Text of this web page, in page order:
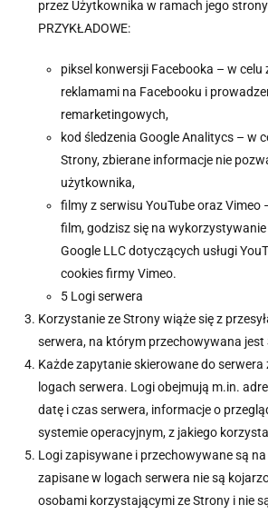
przez Użytkownika w ramach jego
PRZYKŁADOWE:
piksel konwersji Facebooka – w celu
reklamami na Facebooku i
remarketingowych,
kod śledzenia Google Analitycs – w
Strony, zbierane informacje nie
użytkownika,
filmy z serwisu YouTube oraz
film, godzisz się na
Google LLC dotyczących usługi
cookies firmy Vimeo.
5 Logi serwera
Korzystanie ze Strony wiąże się z
serwera, na którym przechowywana jest
Każde zapytanie skierowane do serwera
logach serwera. Logi obejmują m.in.
datę i czas serwera, informacje o
systemie operacyjnym, z jakiego
Logi zapisywane i przechowywane są
zapisane w logach serwera nie są
osobami korzystającymi ze Strony i nie